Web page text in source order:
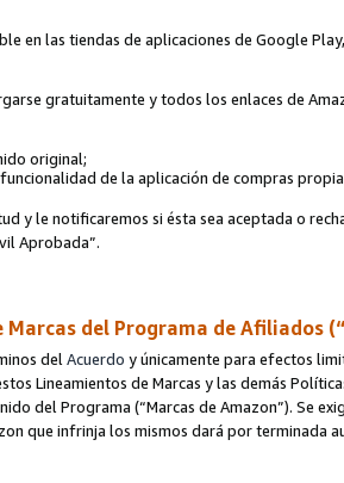
en las tiendas de aplicaciones de Google
gratuitamente y todos los enlaces de
original;
de la aplicación de compras
y le notificaremos si ésta sea aceptada o
Aprobada”.
del Programa de Afiliados
del Acuerdo y únicamente para efectos
Lineamientos de Marcas y las demás
del Programa (“Marcas de Amazon”). Se
que infrinja los mismos dará por terminada